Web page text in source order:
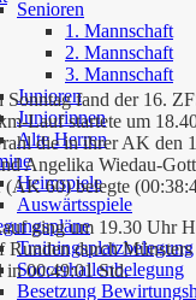
Senioren
1. Mannschaft
2. Mannschaft
3. Mannschaft
Junioren
Juniorinnen
Alte Herren
Heimspiele
Auswärtsspiele
Trainingsplatzbelegung
Soccerhallenbelegung
Besetzung
Sonntag fand der 16.
Lauf startete um
die in ihrer AK den
Angelika Wiedau-
60) belegte
ging um 19.30 Uhr
Runden durch
in 00:49:01 Std.